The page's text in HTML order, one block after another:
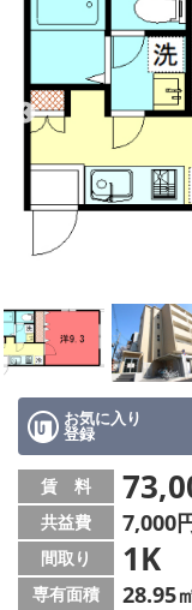
書類DL & 入居者さ
家族で住むならマ
一人暮らしの物件特
ペット相談OKの賃
特選物件
ハウスメーカー施
路線·駅から探す
IT重説について
スタッフ紹介
賃貸管理の北白川店
店舗情報·アクセス
お気に入り
登録
賃 料
共益費 7,000
間取り 1K
専有面積 28.95